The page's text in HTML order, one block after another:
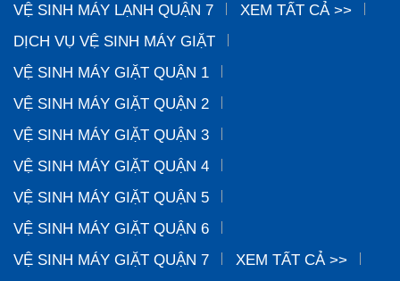
VỆ SINH MÁY LẠNH QUẬN 7
XEM TẤT CẢ >>
DỊCH VỤ VỆ SINH MÁY GIẶT
VỆ SINH MÁY GIẶT QUẬN 1
VỆ SINH MÁY GIẶT QUẬN 2
VỆ SINH MÁY GIẶT QUẬN 3
VỆ SINH MÁY GIẶT QUẬN 4
VỆ SINH MÁY GIẶT QUẬN 5
VỆ SINH MÁY GIẶT QUẬN 6
VỆ SINH MÁY GIẶT QUẬN 7
XEM TẤT CẢ >>